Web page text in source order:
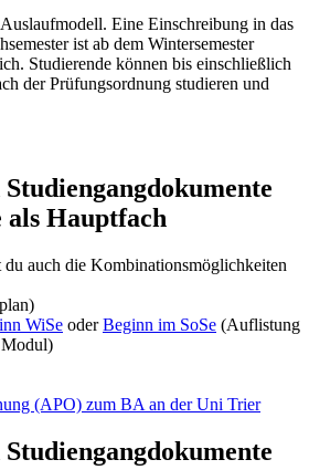
Eine Einschreibung in das
ist ab dem Wintersemester
Studierende können bis einschließlich
der Prüfungsordnung studieren und
Hauptfach
du auch die Kombinationsmöglichkeiten
WiSe oderBeginn im SoSe (Auflistung
Modul)
(APO) zum BA an der Uni Trier